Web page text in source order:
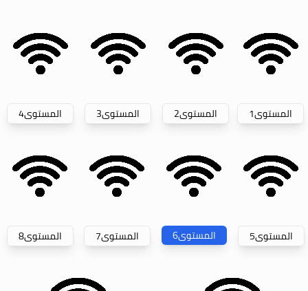
المستوى1 المستوى2 المستوى3 المستوى4
المستوى5 المستوى6 المستوى7 المستوى8